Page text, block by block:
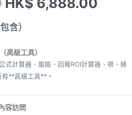
價
格：
HK$ 13,888.00。
含）
高級工具）
式計算器、風險、回報ROI計算器、啡、綠
**高級工具**。
容訪問